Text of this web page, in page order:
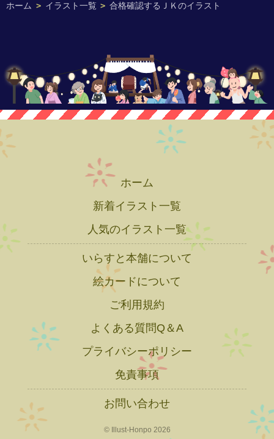
ホーム > イラスト一覧 > 合格確認するＪＫのイラスト
ホーム
新着イラスト一覧
人気のイラスト一覧
いらすと本舗について
絵カードについて
ご利用規約
よくある質問Q＆A
プライバシーポリシー
免責事項
お問い合わせ
© Illust-Honpo 2026